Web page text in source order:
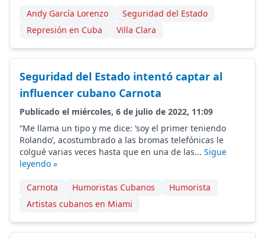
Andy García Lorenzo
Seguridad del Estado
Represión en Cuba
Villa Clara
Seguridad del Estado intentó captar al
influencer cubano Carnota
Publicado el miércoles, 6 de julio de 2022, 11:09
“Me llama un tipo y me dice: ‘soy el primer teniendo
Rolando’, acostumbrado a las bromas telefónicas le
colgué varias veces hasta que en una de las... Sigue
leyendo »
Carnota Humoristas Cubanos
Humorista
Artistas cubanos en Miami